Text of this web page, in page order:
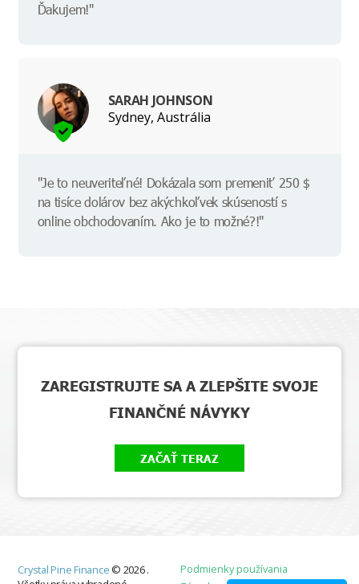
Ďakujem!"
SARAH JOHNSON
Sydney, Austrália
"Je to neuveriteľné! Dokázala som premeniť 250 $
na tisíce dolárov bez akýchkoľvek skúseností s
online obchodovaním. Ako je to možné?!"
ZAREGISTRUJTE SA A ZLEPŠITE SVOJE
FINANČNÉ NÁVYKY
ZAČAŤ TERAZ
Crystal Pine Finance © 2026.
Podmienky používania